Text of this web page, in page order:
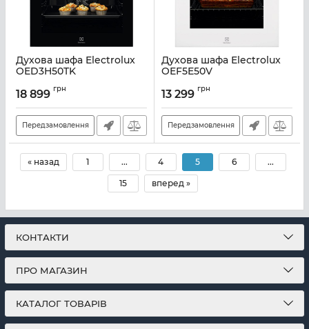
Духова шафа Electrolux
OED3H50TK
18 899 грн
Передзамовлення
Духова шафа Electrolux
OEF5E50V
13 299 грн
Передзамовлення
« назад 1 ... 4 5 6 ...
15 вперед »
КОНТАКТИ
ПРО МАГАЗИН
КАТАЛОГ ТОВАРІВ